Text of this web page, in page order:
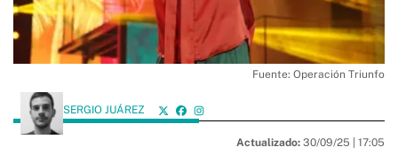
Fuente: Operación Triunfo
SERGIO JUÁREZ
Actualizado: 30/09/25 | 17:05